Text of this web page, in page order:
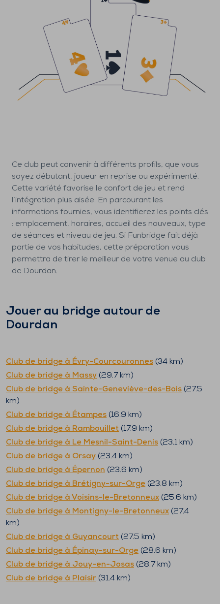
Ce club peut convenir à différents profils, que vous
soyez débutant, joueur en reprise ou expérimenté.
Cette variété favorise le confort de jeu et rend
l’intégration plus aisée. En parcourant les
informations fournies, vous identifierez les points clés
: emplacement, horaires, accueil des nouveaux, type
de séances et niveau de jeu. Si Funbridge fait déjà
partie de vos habitudes, cette préparation vous
permettra de tirer le meilleur de votre venue au club
de Dourdan.
Jouer au bridge autour de
Dourdan
Club de bridge à Évry-Courcouronnes (34 km)
Club de bridge à Massy (29.7 km)
Club de bridge à Sainte-Geneviève-des-Bois (27.5
km)
Club de bridge à Étampes (16.9 km)
Club de bridge à Rambouillet (17.9 km)
Club de bridge à Le Mesnil-Saint-Denis (23.1 km)
Club de bridge à Orsay (23.4 km)
Club de bridge à Épernon (23.6 km)
Club de bridge à Brétigny-sur-Orge (23.8 km)
Club de bridge à Voisins-le-Bretonneux (25.6 km)
Club de bridge à Montigny-le-Bretonneux (27.4
km)
Club de bridge à Guyancourt (27.5 km)
Club de bridge à Épinay-sur-Orge (28.6 km)
Club de bridge à Jouy-en-Josas (28.7 km)
Club de bridge à Plaisir (31.4 km)